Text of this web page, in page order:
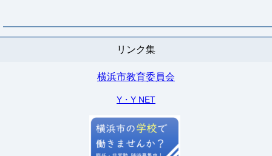
リンク集
横浜市教育委員会
Y・Y NET